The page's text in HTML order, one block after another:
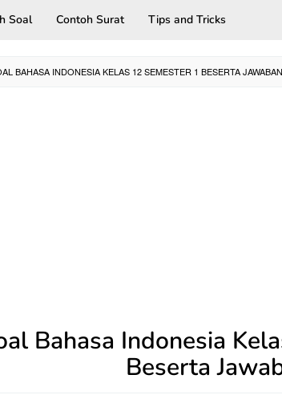
Soal Contoh Surat Tips and Tricks
BAHASA INDONESIA KELAS 12 SEMESTER 1 BESERTA JAWABAN
Bahasa Indonesia
Beserta